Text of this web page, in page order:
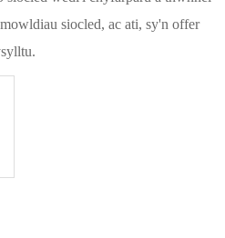
siocled, ac ati, sy'n offer